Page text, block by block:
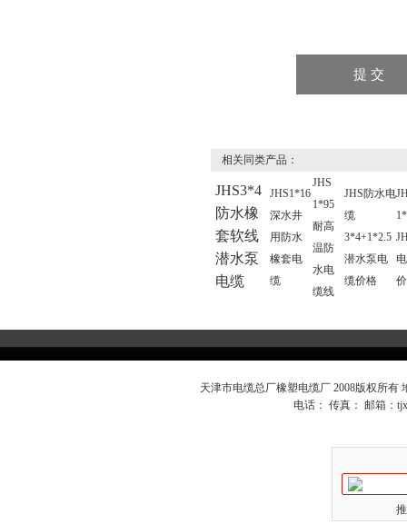
相关同类产品：
JHS3*4
防水橡
套软线
潜水泵
电缆
JHS1*16
深水井
用防水
橡套电
缆
JHS
1*95
耐高
温防
水电
缆线
JHS防水电
缆
3*4+1*2.5
潜水泵电
缆价格
天津市电缆总厂橡塑电缆厂 2008版权所
电话： 传真： 邮箱：